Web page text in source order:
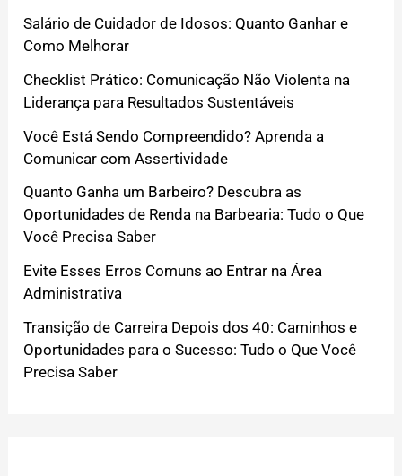
Salário de Cuidador de Idosos: Quanto Ganhar e
Como Melhorar
Checklist Prático: Comunicação Não Violenta na
Liderança para Resultados Sustentáveis
Você Está Sendo Compreendido? Aprenda a
Comunicar com Assertividade
Quanto Ganha um Barbeiro? Descubra as
Oportunidades de Renda na Barbearia: Tudo o Que
Você Precisa Saber
Evite Esses Erros Comuns ao Entrar na Área
Administrativa
Transição de Carreira Depois dos 40: Caminhos e
Oportunidades para o Sucesso: Tudo o Que Você
Precisa Saber